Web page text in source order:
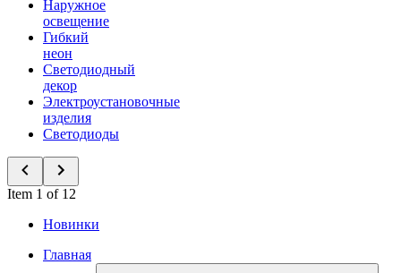
Наружное
освещение
Гибкий
неон
Светодиодный
декор
Электроустановочные
изделия
Светодиоды
Item 1 of 12
Новинки
Главная